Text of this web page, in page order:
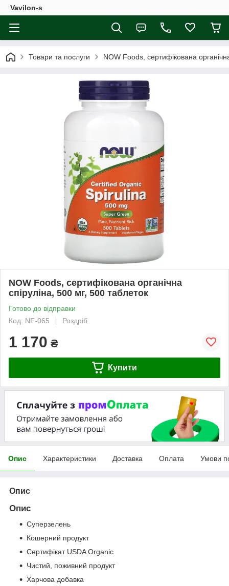
Vavilon-s
Товари та послуги NOW Foods, сертифікована
NOW Foods, сертифікована органічна
спіруліна, 500 мг, 500 таблеток
Готово до відправки
Код: NF-065
Роздріб
1 170 ₴
Купити
Опис Характеристики Доставка Оплата Умови
Опис
Опис
Суперзелень
Кошерний продукт
Сертифікат USDA Organic
Чистий, поживний продукт
Харчова добавка